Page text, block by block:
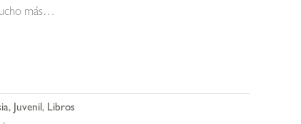
más…
, Juvenil, Libros